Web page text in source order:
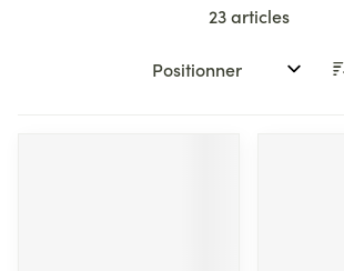
23articles
Trier par: